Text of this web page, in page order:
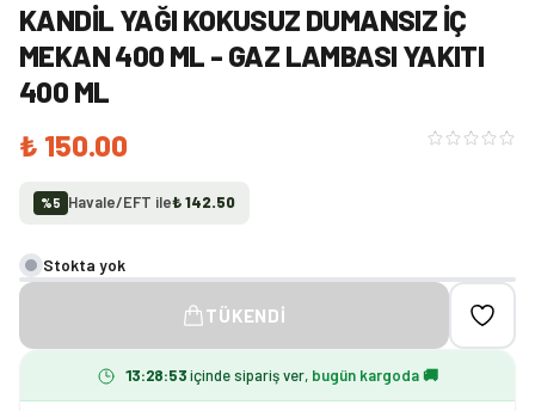
KANDIL YAĞI KOKUSUZ DUMANSIZ İÇ
MEKAN 400 ML - GAZ LAMBASI YAKITI
400 ML
₺ 150.00
%5 Havale/EFT ile₺ 142.50
Stokta yok
TÜKENDI
13:28:53 içinde sipariş ver, bugün kargoda 🚚